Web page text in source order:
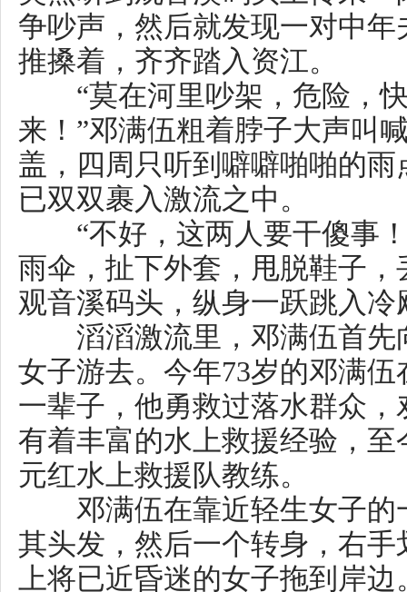
“莫在河里吵架，危险，快回
来！”邓满伍粗着脖子大声叫喊
盖，四周只听到噼噼啪啪的雨点
已双双裹入激流之中。
“不好，这两人要干傻事！”邓
雨伞，扯下外套，甩脱鞋子，丢
观音溪码头，纵身一跃跳入冷飕
滔滔激流里，邓满伍首先向
女子游去。今年73岁的邓满伍在
一辈子，他勇救过落水群众，劝
有着丰富的水上救援经验，至今
元红水上救援队教练。
邓满伍在靠近轻生女子的一刹
其头发，然后一个转身，右手划
上将已近昏迷的女子拖到岸边。
来不及喘息，邓满伍转身又扑
轻生男子个子较高，且明显体力
心的时候，恰巧被一根淹没在水
衣裳，距离河岸比女子相对要近